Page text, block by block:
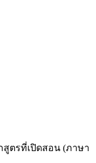
สูตรที่เปิดสอน (ภาษา